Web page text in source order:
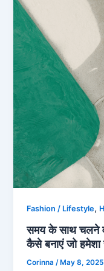
Fashion / Lifestyle,
समय के साथ चलने
कैसे बनाएं जो हमेशा
Corinna/ May 8, 2025